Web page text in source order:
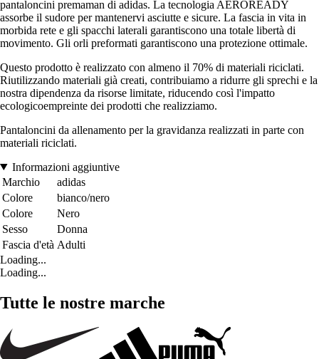
pantaloncini premaman di adidas. La tecnologia AEROREADY
assorbe il sudore per mantenervi asciutte e sicure. La fascia in vita in
morbida rete e gli spacchi laterali garantiscono una totale libertà di
movimento. Gli orli preformati garantiscono una protezione ottimale.
Questo prodotto è realizzato con almeno il 70% di materiali riciclati.
Riutilizzando materiali già creati, contribuiamo a ridurre gli sprechi e la
nostra dipendenza da risorse limitate, riducendo così l'impatto
ecologicoempreinte dei prodotti che realizziamo.
Pantaloncini da allenamento per la gravidanza realizzati in parte con
materiali riciclati.
Informazioni aggiuntive
Marchio
adidas
Colore
bianco/nero
Colore
Nero
Sesso
Donna
Fascia d'età Adulti
Loading...
Loading...
Tutte le nostre marche